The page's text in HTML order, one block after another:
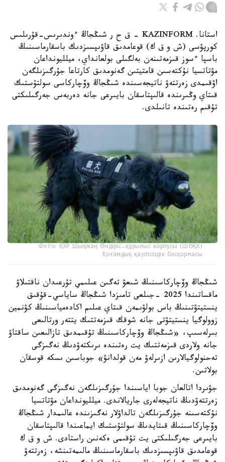
استانا. KAZINFORM – ق ح ر شىڭجاڭ ءوندىرىس-قۇرىلىس
كورپۋسى (ش و ق ك) قوعامدىق قاۋىپسىزدىك باسقارماسىنىڭ
باسپا ءسوز قىزمەتىنەن بەلگىلى بولعانداي، ميلليونداعان
مۋتاتسيا نۇكتەسىن قامتيتىن گەنومدىق كارتاعا جۇرگىزىلگەن
اۋقىمدى زەرتتەۋ ناتيجەسىندە شىڭجاڭ وۆچاركاسى سولتۇستىك
قىتاي وڭىرىندە قالىپتاسقان بايىرعى جانە دەربەس جەرگىلىكتى
تۇقىم رەتىندە تانىلدى.
Фото: ҚХР Шыңжаң Өндіріс-құрылыс корпусы (ШӨҚК)
Қоғамдық қауіпсіздік басқармасы
شىڭجاڭ وۆچاركاسىنىڭ شىعۋ تەگىن عىلىمي تۇرعىدان ناقتىلاۋ
ماقساتىندا 2025 -جىلعى تامىزدا شىڭجاڭ ساياسي-قۇقىق
ينستيتۋتىنىڭ باس بولۋىمەن قىتاي عىلىم اكادەمياسىنىڭ كۋنمين
زوولوگيا ينستيتۋتى جانە شوقك قىزمەتتىك يتتەر ورتالىعى
بىرلەسىپ، «شىڭجاڭ وۆچاركاسىنىڭ تۇقىمدىق تازالىعىن ساقتاۋ
جانە ولاردى قىزمەتتىك يت رەتىندە ىرىكتەۋدىڭ نەگىزگى
تەحنولوگيالارىن ازىرلەۋ مەن قولدانۋ» جوباسىن ىسكە قوسقان
بولاتىن.
جۋىردا اتالعان جوبا اياسىندا جۇرگىزىلگەن نەگىزگى گەنومدىق
زەرتتەۋدىڭ ناتيجەلەرى جاريالاندى. ميلليونداعان مۋتاتسيا
نۇكتەسىنە جۇرگىزىلگەن تالداۋلار نەگىزىندە عالىمدار شىڭجاڭ
وۆچاركاسىنىڭ قىتايدىڭ سولتۇستىك ايماعىندا قالىپتاسقان
بايىرعى جەرگىلىكتى يت تۇقىمى ەكەنىن راستادى. ش و ق ك
قوعامدىق قاۋىپسىزدىك باسقارماسىنىڭ مالىمەتىنشە، زەرتتەۋ